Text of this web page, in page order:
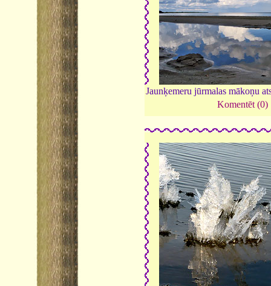
Jaunķemeru jūrmalas mākoņu
Komentēt (0)